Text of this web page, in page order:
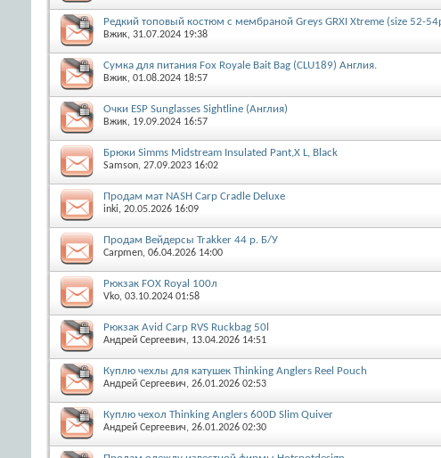
Редкий топовый костюм с мембраной Greys GRXI Xtreme (size 52-
Вжик, 31.07.2024 19:38
Сумка для питания Fox Royale Bait Bag (CLU189) Англия.
Вжик, 01.08.2024 18:57
Очки ESP Sunglasses Sightline (Англия)
Вжик, 19.09.2024 16:57
Брюки Simms Midstream Insulated Pant,X L, Black
Samson, 27.09.2023 16:02
Продам мат NASH Carp Cradle Deluxe
inki, 20.05.2026 16:09
Продам Вейдерсы Trakker 44 р. Б/У
Carpmen, 06.04.2026 14:00
Рюкзак FOX Royal 100л
Vko, 03.10.2024 01:58
Рюкзак Avid Carp RVS Ruckbag 50l
Андрей Сергеевич, 13.04.2026 14:51
Куплю чехлы для катушек Thinking Anglers Reel Pouch
Андрей Сергеевич, 26.01.2026 02:53
Куплю чехол Thinking Anglers 600D Slim Quiver
Андрей Сергеевич, 26.01.2026 02:30